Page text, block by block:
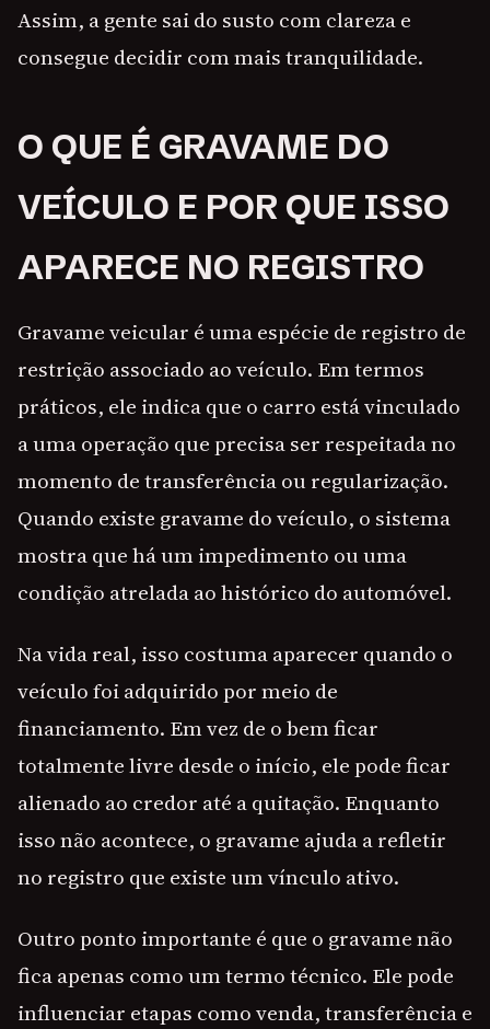
Assim, a gente sai do susto com clareza e
consegue decidir com mais tranquilidade.
O QUE É GRAVAME DO
VEÍCULO E POR QUE ISSO
APARECE NO REGISTRO
Gravame veicular é uma espécie de registro de
restrição associado ao veículo. Em termos
práticos, ele indica que o carro está vinculado
a uma operação que precisa ser respeitada no
momento de transferência ou regularização.
Quando existe gravame do veículo, o sistema
mostra que há um impedimento ou uma
condição atrelada ao histórico do automóvel.
Na vida real, isso costuma aparecer quando o
veículo foi adquirido por meio de
financiamento. Em vez de o bem ficar
totalmente livre desde o início, ele pode ficar
alienado ao credor até a quitação. Enquanto
isso não acontece, o gravame ajuda a refletir
no registro que existe um vínculo ativo.
Outro ponto importante é que o gravame não
fica apenas como um termo técnico. Ele pode
influenciar etapas como venda, transferência e